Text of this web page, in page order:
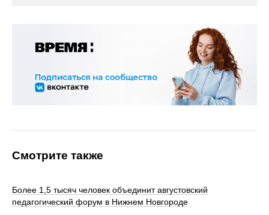
Смотрите также
Более 1,5 тысяч человек объединит августовский
педагогический форум в Нижнем Новгороде